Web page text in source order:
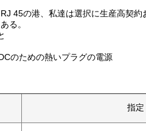
45の港、私達は選択に生産高契
る。
のための熱いプラグの電源
指定